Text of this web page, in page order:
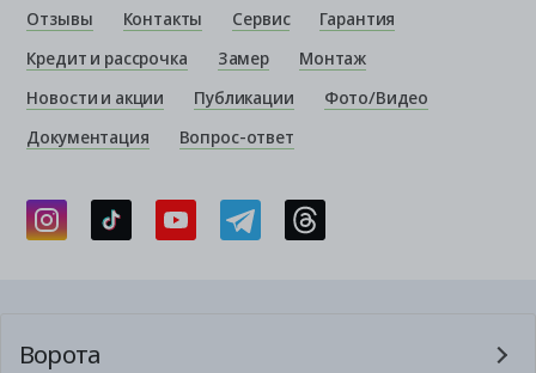
Отзывы
Контакты Сервис
Гарантия
Кредит и рассрочка
Замер
Монтаж
Новости и акции
Публикации
Фото/Видео
Документация
Вопрос-ответ
Ворота